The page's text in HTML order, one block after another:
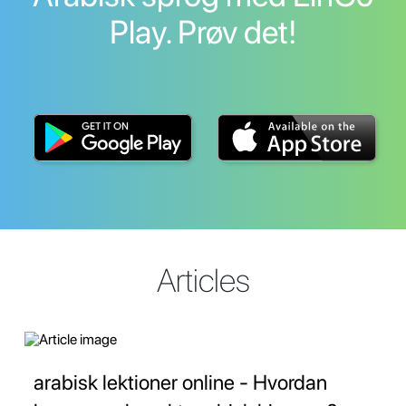
Play. Prøv det!
Articles
arabisk lektioner online - Hvordan